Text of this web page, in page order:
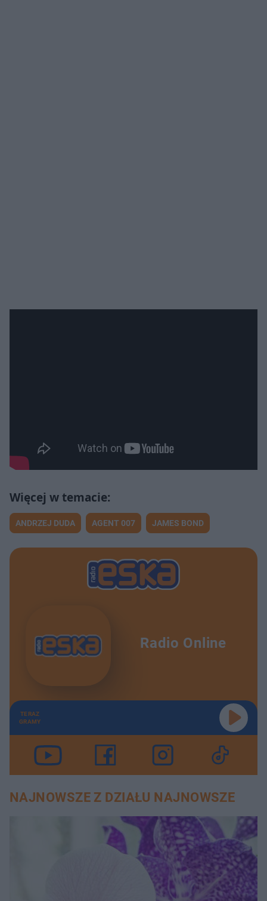
ANDRZEJ DUDA AGENT 007 JAMES BOND
Radio Online
TERAZ
GRAMY
NAJNOWSZE Z DZIAŁU NAJNOWSZE